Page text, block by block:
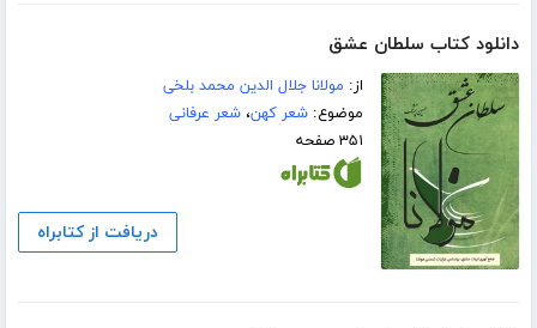
دانلود کتاب سلطان عشق
از: مولانا جلال الدین محمد بلخی
موضوع:شعر کهن،شعر عرفانی
۳۵۱ صفحه
دریافت از کتابراه